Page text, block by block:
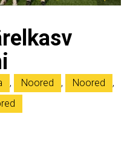
, Noored , Noored
,